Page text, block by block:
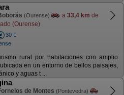
(Ourense) a 33,4 km de
(Ourense)
30 €
rural por habitaciones con amplio
en un entorno de bellos paisajes,
y aguas t ...
de Montes (Pontevedra)